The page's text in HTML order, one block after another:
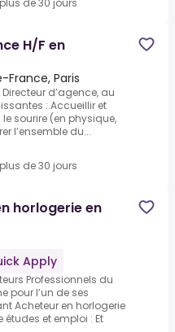
de 30 jours
H/F en
France, Paris
d’agence, au
:.Accueillir et
sourire (en physique,
l’ensemble du...
de 30 jours
horlogerie en
Apply
Professionnels du
pour l’un de ses
Acheteur en horlogerie
et emploi : Et